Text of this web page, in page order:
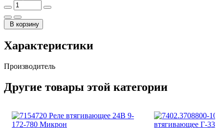
В корзину
Характеристики
Производитель
Другие товары этой категории